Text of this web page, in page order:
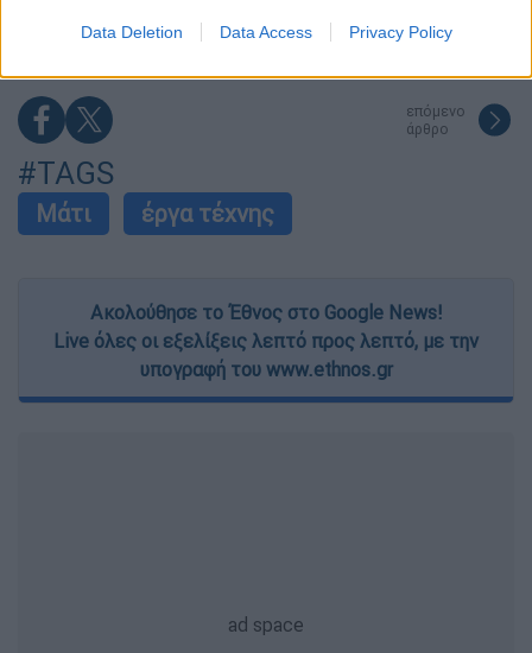
related to personalization.
related to security, including authentication
functionality and fraud prevention, and other
user protection.
Data Deletion Data Access Privacy Policy
«εγκέφαλος»
επόμενο
άρθρο
#TAGS
Μάτι έργα τέχνης
Ακολούθησε το Έθνος στο Google News!
Live όλες οι εξελίξεις λεπτό προς λεπτό, με την
υπογραφή του www.ethnos.gr